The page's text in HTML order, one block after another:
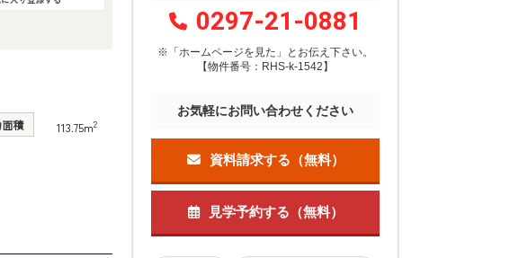
積 113.75m2
0297-21-0881
※「ホームページを見た」 と お伝え下さい。
【物件番号：RHS-k-1542】
お気軽にお問い合わせください
資料請求する（無料）
見学予約する（無料）